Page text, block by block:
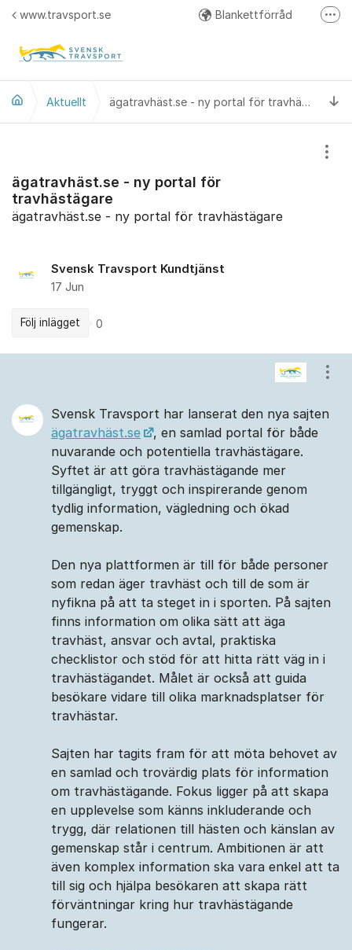
Hoppa till innehåll
www.travsport.se Blankettförråd
Aktuellt ägatravhäst.se - ny portal för travhästägare
ägatravhäst.se - ny portal för
travhästägare
ägatravhäst.se - ny portal för travhästägare
Svensk Travsport Kundtjänst
17 Jun
Följ inlägget 0
Svensk Travsport har lanserat den nya sajten
ägatravhäst.se
, en samlad portal för både
nuvarande och potentiella travhästägare.
Syftet är att göra travhästägande mer
tillgängligt, tryggt och inspirerande genom
tydlig information, vägledning och ökad
gemenskap.
Den nya plattformen är till för både personer
som redan äger travhäst och till de som är
nyfikna på att ta steget in i sporten. På sajten
finns information om olika sätt att äga
travhäst, ansvar och avtal, praktiska
checklistor och stöd för att hitta rätt väg in i
travhästägandet. Målet är också att guida
besökare vidare till olika marknadsplatser för
travhästar.
Sajten har tagits fram för att möta behovet av
en samlad och trovärdig plats för information
om travhästägande. Fokus ligger på att skapa
en upplevelse som känns inkluderande och
trygg, där relationen till hästen och känslan av
gemenskap står i centrum. Ambitionen är att
även komplex information ska vara enkel att ta
till sig och hjälpa besökaren att skapa rätt
förväntningar kring hur travhästägande
fungerar.